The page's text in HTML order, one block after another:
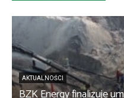
AKTUALNOŚCI